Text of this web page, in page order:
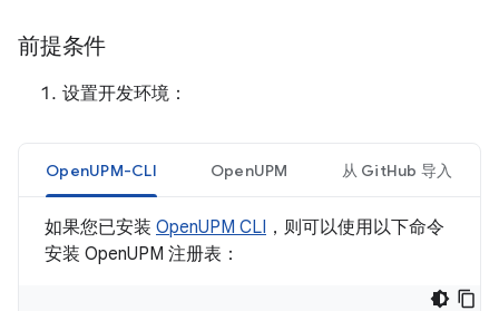
前提条件
设置开发环境：
OpenUPM-CLI OpenUPM 从 GitHub 导入
如果您已安装 OpenUPM CLI ，则可以使用以下命令
安装 OpenUPM 注册表：